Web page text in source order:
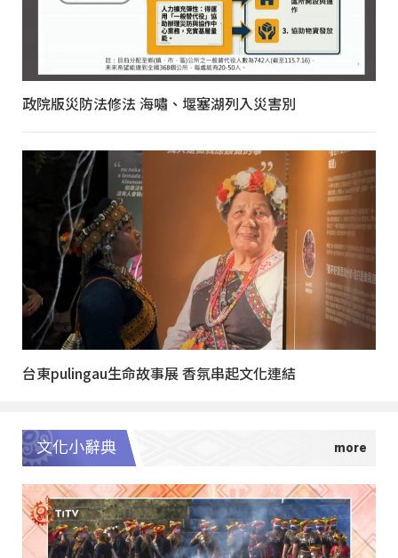
政院版災防法修法 海嘯、堰塞湖列入災害別
台東pulingau生命故事展 香氛串起文化連結
文化小辭典